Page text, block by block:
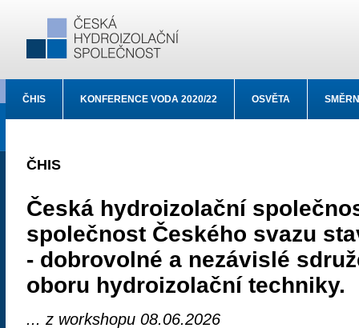
ČHIS KONFERENCE VODA 2020/22 OSVĚTA
ČHIS
Česká hydroizolační
společnost Českého svazu
- dobrovolné a nezávislé
oboru hydroizolační techniky.
... z workshopu 08.06.2026